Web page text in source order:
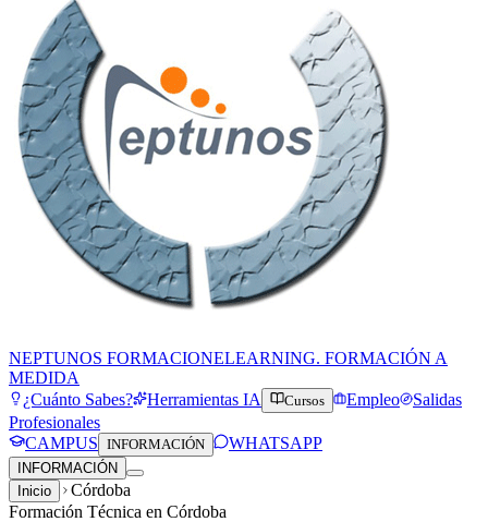
NEPTUNOS FORMACIONELEARNING. FORMACIÓN A
MEDIDA
¿Cuánto Sabes?
Herramientas IA Cursos Empleo
Salidas
Profesionales
CAMPUS INFORMACIÓN WHATSAPP
INFORMACIÓN
Inicio
Córdoba
Formación Técnica en Córdoba